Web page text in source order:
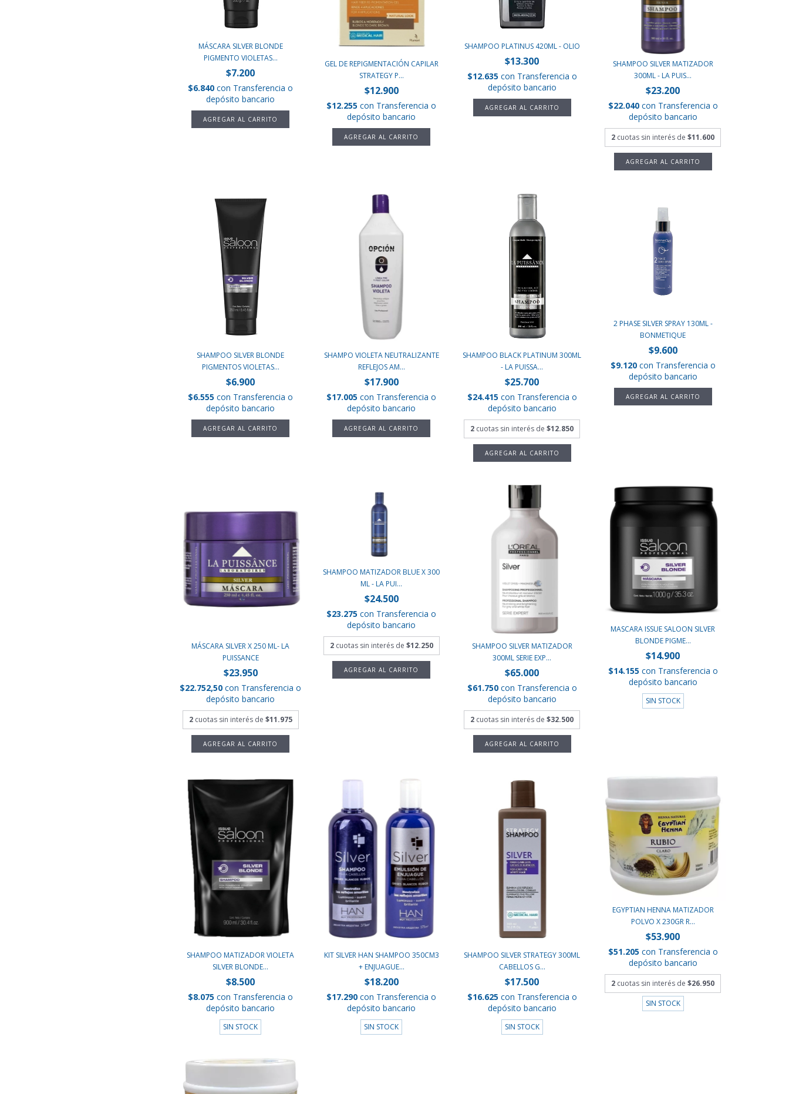
MÁSCARA SILVER BLONDE
PIGMENTO VIOLETAS...
$7.200
$6.840con Transferencia o
depósito bancario
GEL DE REPIGMENTACIÓN CAPILAR
STRATEGY P...
$12.900
$12.255con Transferencia o
depósito bancario
SHAMPOO PLATINUS 420ML - OLIO
$13.300
$12.635 con Transferencia o
depósito bancario
SHAMPOO SILVER MATIZADOR
300ML - LA PUIS...
$23.200
$22.040 con Transferencia o
depósito bancario
2 cuotas sin interés de$11.600
AGREGAR AL CARRITO
SHAMPOO SILVER BLONDE
PIGMENTOS VIOLETAS...
$6.900
$6.555con Transferencia o
depósito bancario
SHAMPO VIOLETA NEUTRALIZANTE
REFLEJOS AM...
$17.900
$17.005con Transferencia o
depósito bancario
SHAMPOO BLACK PLATINUM 300ML
- LA PUISSA...
$25.700
$24.415 con Transferencia o
depósito bancario
2 cuotas sin interés de$12.850
2 PHASE SILVER SPRAY 130ML -
BONMETIQUE
$9.600
$9.120 con Transferencia o
depósito bancario
MÁSCARA SILVER X 250 ML- LA
PUISSANCE
$23.950
$22.752,50con Transferencia o
depósito bancario
2 cuotas sin interés de $11.975
SHAMPOO MATIZADOR BLUE X 300
ML - LA PUI...
$24.500
$23.275con Transferencia o
depósito bancario
2 cuotas sin interés de $12.250
SHAMPOO SILVER MATIZADOR
300ML SERIE EXP...
$65.000
$61.750 con Transferencia o
depósito bancario
2 cuotas sin interés de$32.500
MASCARA ISSUE SALOON SILVER
BLONDE PIGME...
$14.900
$14.155 con Transferencia o
depósito bancario
SIN STOCK
SHAMPOO MATIZADOR VIOLETA
SILVER BLONDE...
$8.500
$8.075con Transferencia o
depósito bancario
SIN STOCK
KIT SILVER HAN SHAMPOO 350CM3
+ ENJUAGUE...
$18.200
$17.290con Transferencia o
depósito bancario
SIN STOCK
SHAMPOO SILVER STRATEGY 300ML
CABELLOS G...
$17.500
$16.625 con Transferencia o
depósito bancario
SIN STOCK
EGYPTIAN HENNA MATIZADOR
POLVO X 230GR R...
$53.900
$51.205 con Transferencia o
depósito bancario
2 cuotas sin interés de$26.950
SIN STOCK